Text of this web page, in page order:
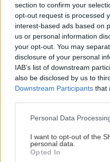
section to confirm your
opt-out request is processed
interest-based ads based on
us or personal information
your opt-out. You may
disclosure of your personal
IAB’s list of downstream
also be disclosed by us to
Downstream Participants that
Please note that this
not limited to your visit or
grant or deny consent to
use your data for below
Personal Data
I want to opt-out of the
personal data.
Opted In